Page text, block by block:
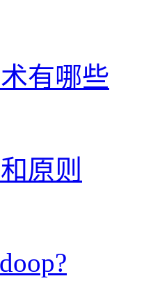
有哪些
原则